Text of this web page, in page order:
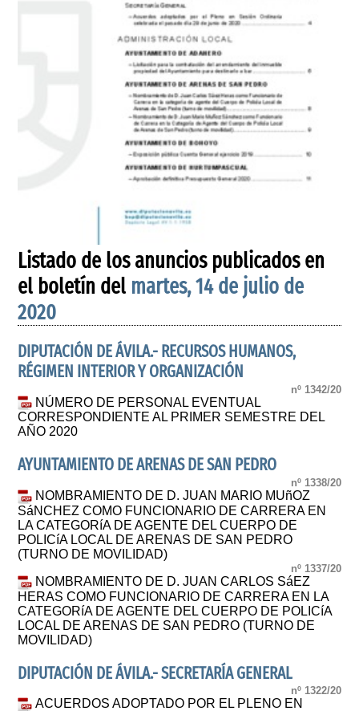
Listado de los anuncios publicados en
el boletín del martes, 14 de julio de
2020
DIPUTACIÓN DE ÁVILA.- RECURSOS HUMANOS,
RÉGIMEN INTERIOR Y ORGANIZACIÓN
nº 1342/20
NÚMERO DE PERSONAL EVENTUAL
CORRESPONDIENTE AL PRIMER SEMESTRE DEL
AÑO 2020
AYUNTAMIENTO DE ARENAS DE SAN PEDRO
nº 1338/20
NOMBRAMIENTO DE D. JUAN MARIO MUñOZ
SáNCHEZ COMO FUNCIONARIO DE CARRERA EN
LA CATEGORíA DE AGENTE DEL CUERPO DE
POLICíA LOCAL DE ARENAS DE SAN PEDRO
(TURNO DE MOVILIDAD)
nº 1337/20
NOMBRAMIENTO DE D. JUAN CARLOS SáEZ
HERAS COMO FUNCIONARIO DE CARRERA EN LA
CATEGORíA DE AGENTE DEL CUERPO DE POLICíA
LOCAL DE ARENAS DE SAN PEDRO (TURNO DE
MOVILIDAD)
DIPUTACIÓN DE ÁVILA.- SECRETARÍA GENERAL
nº 1322/20
ACUERDOS ADOPTADO POR EL PLENO EN